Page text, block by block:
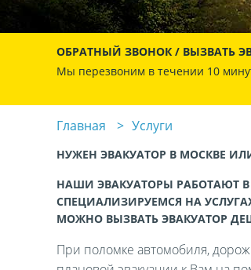
ОБРАТНЫЙ ЗВОНОК / ВЫЗВАТЬ
Мы перезвоним в течении 10
Главная Услуги
НУЖЕН ЭВАКУАТОР В МОСКВЕ
НАШИ ЭВАКУАТОРЫ РАБОТАЮТ
СПЕЦИАЛИЗИРУЕМСЯ НА
МОЖНО ВЫЗВАТЬ ЭВАКУАТОР
При поломке автомобиля,